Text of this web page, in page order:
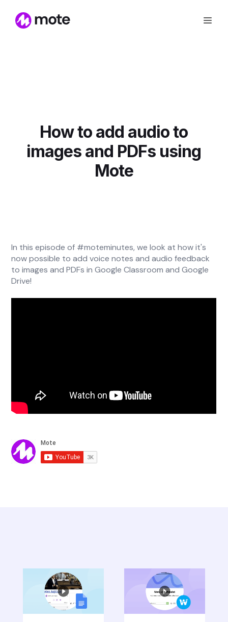
How to add audio to
images and PDFs using
Mote
In this episode of #moteminutes, we look at how it's
now possible to add voice notes and audio feedback
to images and PDFs in Google Classroom and Google
Drive!